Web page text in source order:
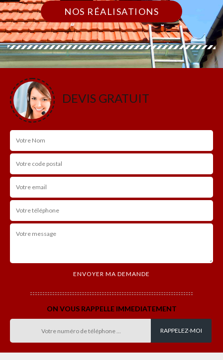
NOS RÉALISATIONS
DEVIS GRATUIT
ON VOUS RAPPELLE IMMEDIATEMENT